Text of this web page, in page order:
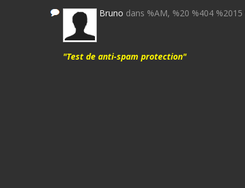
Bruno dans %AM, %20 %404 %2015
"Test de anti-spam protection"